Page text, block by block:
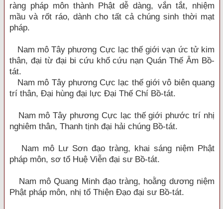
ràng pháp môn thành Phật dễ dàng, vắn tắt, nhiệm
mầu và rốt ráo, dành cho tất cả chúng sinh thời mạt
pháp.
Nam mô Tây phương Cực lạc thế giới vạn ức tử kim
thân, đại từ đại bi cứu khổ cứu nạn Quán Thế Âm Bồ-
tát.
Nam mô Tây phương Cực lạc thế giới vô biên quang
trí thân, Đại hùng đại lực Đại Thế Chí Bồ-tát.
Nam mô Tây phương Cực lạc thế giới phước trí nhị
nghiêm thân, Thanh tịnh đại hải chúng Bồ-tát.
Nam mô Lư Sơn đạo tràng, khai sáng niệm Phật
pháp môn, sơ tổ Huệ Viễn đại sư Bồ-tát.
Nam mô Quang Minh đạo tràng, hoằng dương niệm
Phật pháp môn, nhị tổ Thiện Đạo đại sư Bồ-tát.